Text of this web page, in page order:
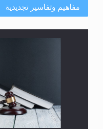
هل يُحسب حول الزكاة وفق
مفاهيم وتفاسير تجديدية